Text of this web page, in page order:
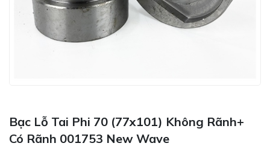
Bạc Lỗ Tai Phi 70 (77x101) Không Rãnh+
Có Rãnh 001753 New Wave